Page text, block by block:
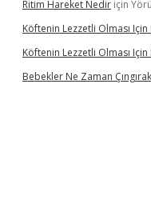
Ritim Hareket Nedir için
Köftenin Lezzetli Olması Için
Köftenin Lezzetli Olması Için
Bebekler Ne Zaman